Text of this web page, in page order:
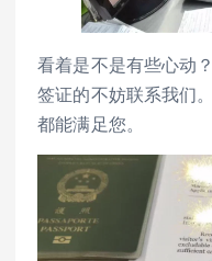
看着是不是有些心动
签证的不妨联系我们
都能满足您。